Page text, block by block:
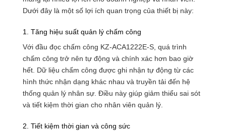
Dưới đây là một số lợi ích quan trọng của thiết bị này:
1. Tăng hiệu suất quản lý chấm công
Với đầu đọc chấm công KZ-ACA1222E-S, quá trình
chấm công trở nên tự động và chính xác hơn bao giờ
hết. Dữ liệu chấm công được ghi nhận tự động từ các
hình thức nhận dạng khác nhau và truyền tải đến hệ
thống quản lý nhân sự. Điều này giúp giảm thiểu sai sót
và tiết kiệm thời gian cho nhân viên quản lý.
2. Tiết kiệm thời gian và công sức